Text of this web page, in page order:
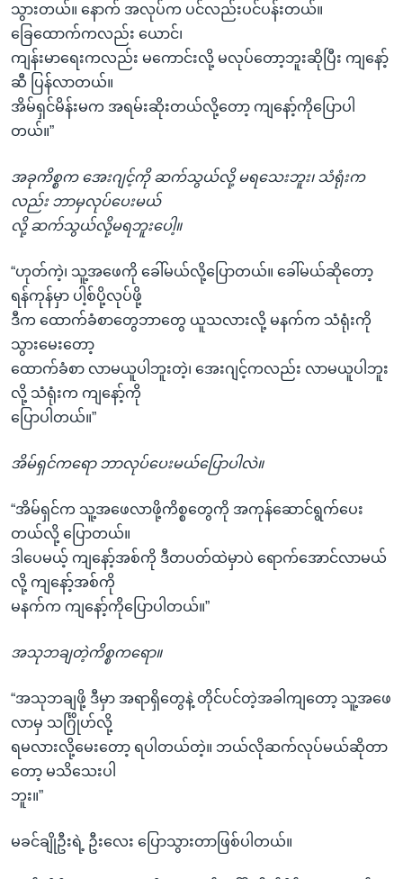
သွားတယ်။ နောက် အလုပ်က ပင်လည်းပင်ပန်းတယ်။
ခြေထောက်ကလည်း ယောင်၊
ကျန်းမာရေးကလည်း မကောင်းလို့ မလုပ်တော့ဘူးဆိုပြီး ကျနော့်
ဆီ ပြန်လာတယ်။
အိမ်ရှင်မိန်းမက အရမ်းဆိုးတယ်လို့တော့ ကျနော့်ကိုပြောပါ
တယ်။”
အခုကိစ္စက အေးဂျင့်ကို ဆက်သွယ်လို့ မရသေးဘူး၊ သံရုံးက
လည်း ဘာမှလုပ်ပေးမယ်
လို့ ဆက်သွယ်လို့မရဘူးပေါ့။
“ဟုတ်ကဲ့၊ သူ့အဖေကို ခေါ်မယ်လို့ပြောတယ်။ ခေါ်မယ်ဆိုတော့
ရန်ကုန်မှာ ပါ့စ်ပို့လုပ်ဖို့
ဒီက ထောက်ခံစာတွေဘာတွေ ယူသလားလို့ မနက်က သံရုံးကို
သွားမေးတော့
ထောက်ခံစာ လာမယူပါဘူးတဲ့၊ အေးဂျင့်ကလည်း လာမယူပါဘူး
လို့ သံရုံးက ကျနော့်ကို
ပြောပါတယ်။”
အိမ်ရှင်ကရော ဘာလုပ်ပေးမယ်ပြောပါလဲ။
“အိမ်ရှင်က သူ့အဖေလာဖို့ကိစ္စတွေကို အကုန်ဆောင်ရွက်ပေး
တယ်လို့ ပြောတယ်။
ဒါပေမယ့် ကျနော့်အစ်ကို ဒီတပတ်ထဲမှာပဲ ရောက်အောင်လာမယ်
လို့ ကျနော့်အစ်ကို
မနက်က ကျနော့်ကိုပြောပါတယ်။”
အသုဘချတဲ့ကိစ္စကရော။
“အသုဘချဖို့ ဒီမှာ အရာရှိတွေနဲ့ တိုင်ပင်တဲ့အခါကျတော့ သူ့အဖေ
လာမှ သင်္ဂြိုဟ်လို့
ရမလားလို့မေးတော့ ရပါတယ်တဲ့။ ဘယ်လိုဆက်လုပ်မယ်ဆိုတာ
တော့ မသိသေးပါ
ဘူး။”
မခင်ချိုဦးရဲ့ ဦးလေး ပြောသွားတာဖြစ်ပါတယ်။